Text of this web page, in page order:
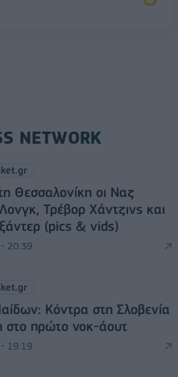
NETWORK
Θεσσαλονίκη οι Ναζ
Τρέβορ Χάντζινς και
(pics & vids)
20:39
Κόντρα στη Σλοβενία
στο πρώτο νοκ-άουτ
19:19